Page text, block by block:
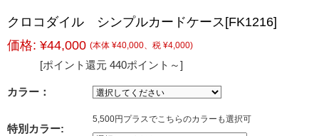
クロコダイル シンプルカードケース[FK1216]
価格: ¥44,000 (本体 ¥40,000、税 ¥4,000)
[ポイント還元 440ポイント～]
カラー：
特別カラー:
5,500円プラスでこちらのカラーも選択可